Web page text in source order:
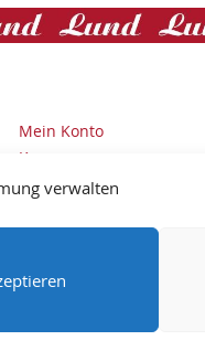
verwalten
Mein Konto
Kasse
Warenkorb
Echtheit von Bewertungen
Versandarten